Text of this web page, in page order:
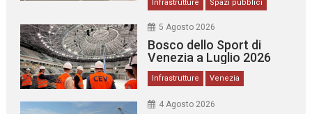
Infrastrutture Spazi pubblici
5 Agosto 2026
Bosco dello Sport di
Venezia a Luglio 2026
Infrastrutture Venezia
4 Agosto 2026